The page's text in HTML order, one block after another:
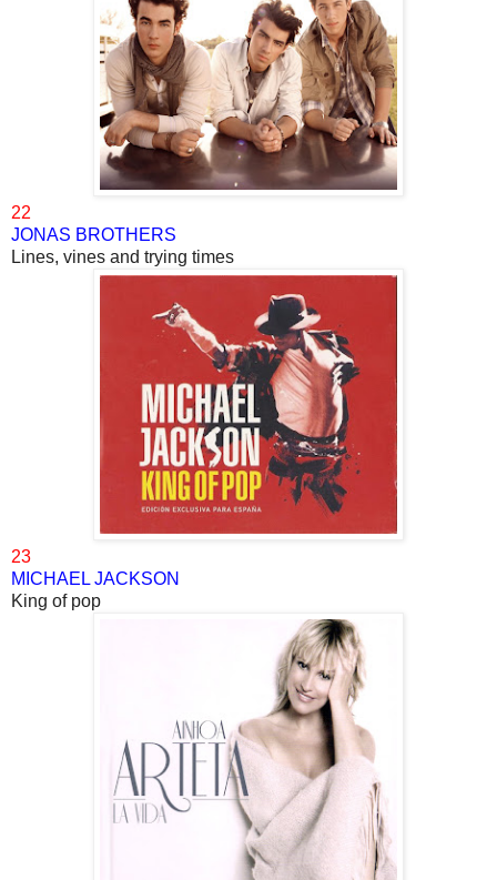
22
JONAS BROTHERS
Lines, vines and trying times
23
MICHAEL JACKSON
King of pop